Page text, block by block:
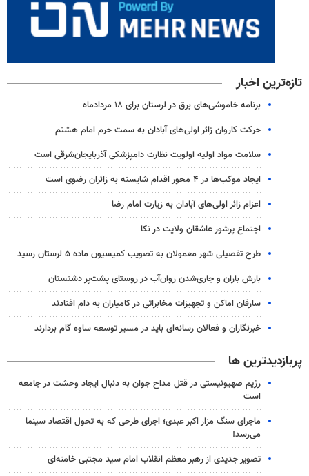
تازه‌ترین اخبار
برنامه خاموشی‌های برق در لرستان برای ۱۸ مردادماه
حرکت کاروان زائر اولی‌های آبادان به سمت حرم امام هشتم
سلامت مواد اولیه اولویت نظارت دامپزشکی آذربایجان‌شرقی است
ایجاد موکب‌ها در ۴ محور اقدام شایسته به زائران رضوی است
اعزام زائر اولی‌های آبادان به زیارت امام رضا
اجتماع پرشور عاشقان ولایت در نکا
طرح تفصیلی شهر معمولان به تصویب کمیسیون ماده ۵ لرستان رسید
بارش باران و جاری‌شدن روان‌آب در روستای پشت‌پر دشتستان
سارقان اماکن و تجهیزات مخابراتی در کامیاران به دام افتادند
خبرنگاران و فعالان رسانه‌ای باید در مسیر توسعه ساوه گام بردارند
پربازدیدترین ها
رژیم صهیونیستی در قتل مداح جوان به دنبال ایجاد وحشت در جامعه
است
ماجرای سنگ مزار اکبر عبدی؛ اجرای طرحی که به تحول اقتصاد سینما
می‌رسد!
تصویر جدیدی از رهبر معظم انقلاب امام سید مجتبی خامنه‌ای